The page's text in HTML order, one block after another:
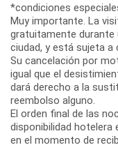
*condiciones
Muy importante. La
gratuitamente durante
ciudad, y está sujeta a
Su cancelación por
igual que el
dará derecho a la
reembolso alguno.
El orden final de las
disponibilidad hotelera
en el momento de